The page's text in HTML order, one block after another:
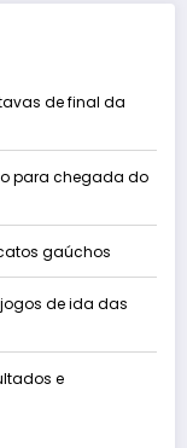
de final da
para chegada do
gaúchos
de ida das
e